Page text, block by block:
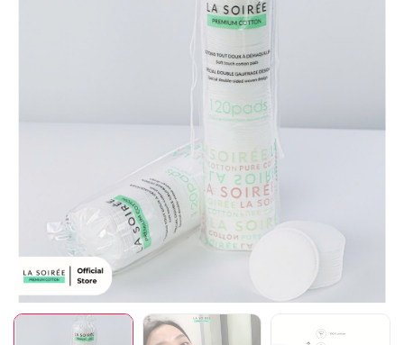
Mã giảm giá:
Điều kiện: